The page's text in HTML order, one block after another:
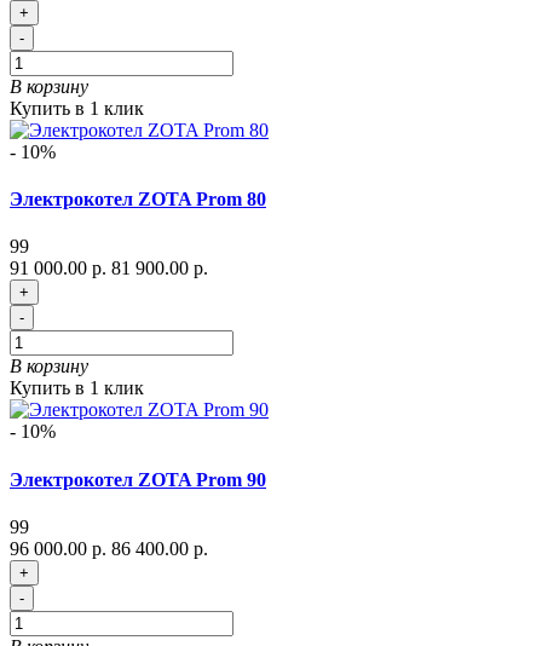
+
-
В корзину
Купить в 1 клик
- 10%
Электрокотел ZOTA Prom 80
99
91 000.00 р. 81 900.00 р.
+
-
В корзину
Купить в 1 клик
- 10%
Электрокотел ZOTA Prom 90
99
96 000.00 р. 86 400.00 р.
+
-